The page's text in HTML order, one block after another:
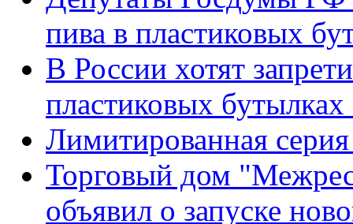
пива в пластиковых
В России хотят
пластиковых
Лимитированная
Торговый дом
объявил о запуске